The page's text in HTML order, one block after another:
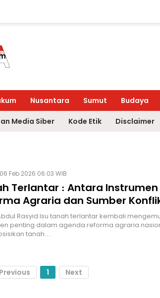
Nusantara Sumut Budaya
Media Siber Kode Etik Disclaimer
Feb 2026 06:03 WIB
Terlantar : Antara Instrumen
Agraria dan Sumber
Rasyid Isu tanah terlantar kembali
penting dalam agenda reforma agraria
tanah…
Previous 1 Next